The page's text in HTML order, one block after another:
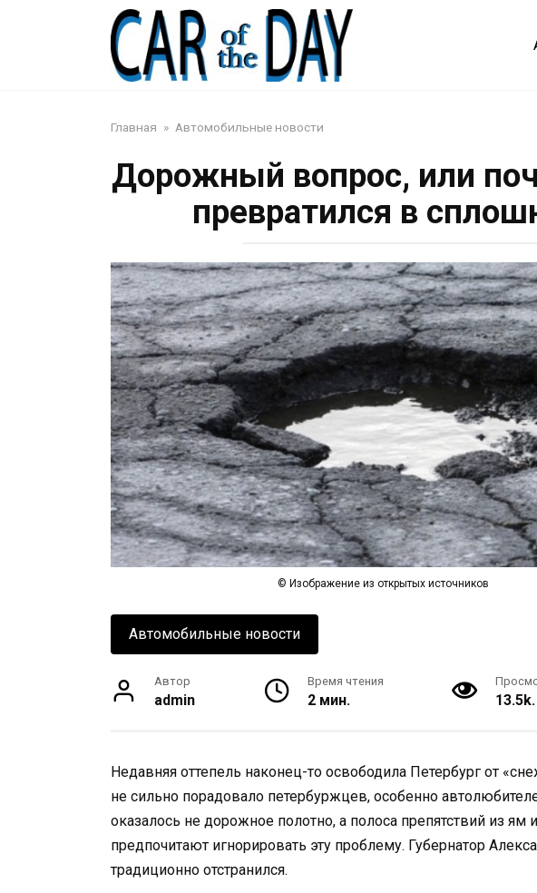
Главная » Автомобильные новости
Дорожный вопрос, или
превратился в
© Изображение из открытых источников
Автомобильные новости
Автор
admin
Время чтения
2 мин. 13.5k.
Недавняя оттепель наконец-то освободила Петербург от
не сильно порадовало петербуржцев, особенно
оказалось не дорожное полотно, а полоса препятствий из
предпочитают игнорировать эту проблему. Губернатор
традиционно отстранился.